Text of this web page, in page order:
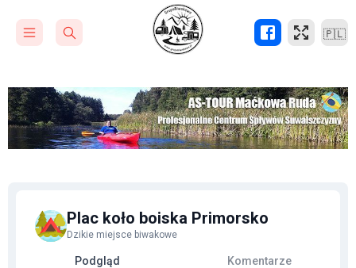
🇵🇱
Plac koło boiska Primorsko
Dzikie miejsce biwakowe
Podgląd Komentarze